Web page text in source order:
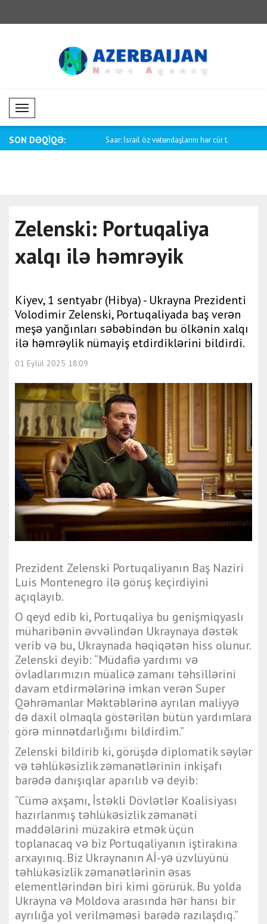
Mobil Menü
SON DƏQİQƏ:
Britaniyanın Milli Saar: İsrail öz vətəndaşlarını hər cür t..
Zelenski: Portuqaliya
xalqı ilə həmrəyik
Kiyev, 1 sentyabr (Hibya) - Ukrayna Prezidenti
Volodimir Zelenski, Portuqaliyada baş verən
meşə yanğınları səbəbindən bu ölkənin xalqı
ilə həmrəylik nümayiş etdirdiklərini bildirdi.
01 Eylül 2025 18:09
Prezident Zelenski Portuqaliyanın Baş Naziri
Luis Montenegro ilə görüş keçirdiyini
açıqlayıb.
O qeyd edib ki, Portuqaliya bu genişmiqyaslı
müharibənin əvvəlindən Ukraynaya dəstək
verib və bu, Ukraynada həqiqətən hiss olunur.
Zelenski deyib: “Müdafiə yardımı və
övladlarımızın müalicə zamanı təhsillərini
davam etdirmələrinə imkan verən Super
Qəhrəmanlar Məktəblərinə ayrılan maliyyə
də daxil olmaqla göstərilən bütün yardımlara
görə minnətdarlığımı bildirdim.”
Zelenski bildirib ki, görüşdə diplomatik səylər
və təhlükəsizlik zəmanətlərinin inkişafı
barədə danışıqlar aparılıb və deyib:
“Cümə axşamı, İstəkli Dövlətlər Koalisiyası
hazırlanmış təhlükəsizlik zəmanəti
maddələrini müzakirə etmək üçün
toplanacaq və biz Portuqaliyanın iştirakına
arxayınıq. Biz Ukraynanın Aİ-yə üzvlüyünü
təhlükəsizlik zəmanətlərinin əsas
elementlərindən biri kimi görürük. Bu yolda
Ukrayna və Moldova arasında hər hansı bir
ayrılığa yol verilməməsi barədə razılaşdıq.”